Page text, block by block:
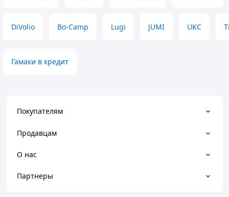
DiVolio Bo-Camp Lugi JUMI UKC
Гамаки в кредит
Покупателям
Продавцам
О нас
Партнеры